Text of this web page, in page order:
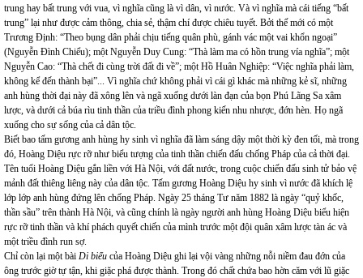
trung hay bất trung với vua, vì nghĩa cũng là vì dân, vì nước. Và vì nghĩa mà cái tiếng “bất
trung” lại như được cảm thông, chia sẻ, thậm chí được chiêu tuyết. Bởi thế mới có một
Trương Định: “Theo bụng dân phải chịu tiếng quân phù, gánh vác một vai khổn ngoại”
(Nguyễn Đình Chiểu); một Nguyễn Duy Cung: “Thà làm ma có hồn trung vía nghĩa”; một
Nguyễn Cao: “Thà chết đi cùng trời đất đi về”; một Hồ Huân Nghiệp: “Việc nghĩa phải làm,
không kể đến thành bại”... Vì nghĩa chứ không phải vì cái gì khác mà những kẻ sĩ, những
anh hùng thời đại này đã xông lên và ngã xuống dưới làn đạn của bọn Phú Lãng Sa xâm
lược, và dưới cả búa rìu tinh thần của triều đình phong kiến nhu nhược, đớn hèn. Họ ngã
xuống cho sự sống của cả dân tộc.
Biết bao tấm gương anh hùng hy sinh vì nghĩa đã làm sáng dậy một thời kỳ đen tối, mà trong
đó, Hoàng Diệu rực rỡ như biểu tượng của tinh thần chiến đấu chống Pháp của cả thời đại.
Tên tuổi Hoàng Diệu gắn liền với Hà Nội, với đất nước, trong cuộc chiến đấu sinh tử bảo vệ
mảnh đất thiêng liêng này của dân tộc. Tấm gương Hoàng Diệu hy sinh vì nước đã khích lệ
lớp lớp anh hùng đứng lên chống Pháp. Ngày 25 tháng Tư năm 1882 là ngày “quỷ khốc,
thần sầu” trên thành Hà Nội, và cũng chính là ngày người anh hùng Hoàng Diệu biểu hiện
rực rỡ tinh thần và khí phách quyết chiến của mình trước một đội quân xâm lược tàn ác và
một triều đình run sợ.
Chỉ còn lại một bài Di biểu của Hoàng Diệu ghi lại vội vàng những nỗi niềm đau đớn của
ông trước giờ tự tận, khi giặc phá được thành. Trong đó chất chứa bao hờn căm với lũ giặc